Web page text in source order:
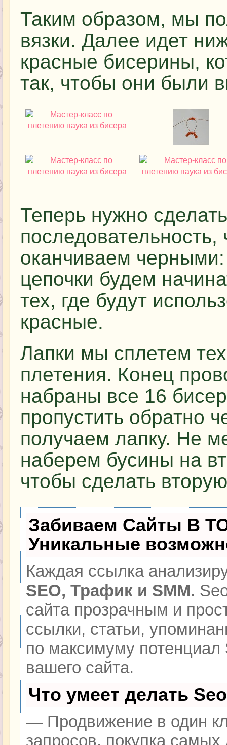
Таким образом, мы
вязки. Далее идет
красные бисерины,
так, чтобы они были
Теперь нужно
оканчиваем
цепочки будем
тех, где будут
красные.
Лапки мы сплетем
плетения. Конец
набраны все 16
пропустить обратно
получаем лапку. Не
наберем бусины на
чтобы сделать
Забиваем Сайты В
Уникальные
Каждая ссылка
SEO, Трафик и SMM.
сайта прозрачным и
ссылки, статьи,
по максимуму
вашего сайта.
Что умеет делать
— Продвижение в один
запросов, покупка